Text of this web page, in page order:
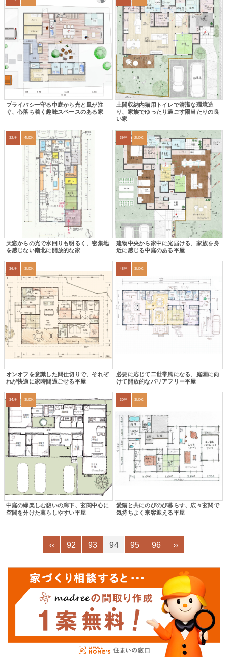
プライバシー守る中庭から光と風が注
ぐ、心落ち着く趣味スペースのある家
土間収納内猫用トイレで清潔な環境造
り、家族でゆったり過ごす陽当たりの良
い家
32坪 4LDK
天窓からの光で水回りも明るく、密集地
を感じない南北に開放的な家
39坪 2LDK
建物中央から家中に光届ける、家族を身
近に感じる中庭のある平屋
36坪 3LDK
オンオフを意識した間仕切りで、それぞ
れが快適に家時間過ごせる平屋
48坪 3LDK
必要に応じて二世帯風になる、庭園に向
けて開放的なバリアフリー平屋
34坪 3LDK
中庭の緑楽しむ憩いの廊下、玄関中心に
空間を分けた暮らしやすい平屋
30坪 3LDK
愛猫と共にのびのび暮らす、広々玄関で
気持ちよく来客迎える平屋
‹‹ 92 93 94 95 96 ››